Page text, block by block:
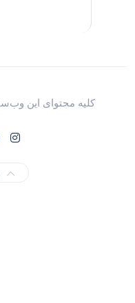
کلیه محتوای این